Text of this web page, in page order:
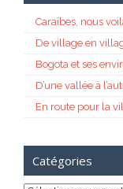
Caraïbes, nous
De village en
Bogota et ses
D’une vallée à
En route pour la
Catégories